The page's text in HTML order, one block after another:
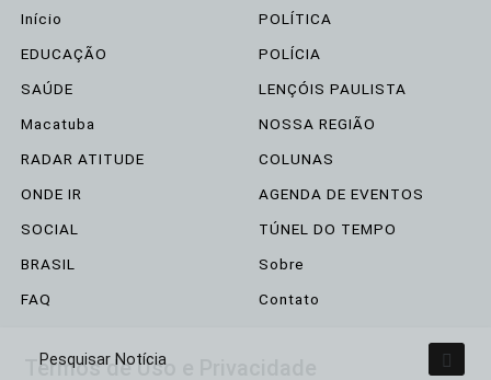
Início
POLÍTICA
EDUCAÇÃO
POLÍCIA
SAÚDE
LENÇÓIS PAULISTA
Macatuba
NOSSA REGIÃO
RADAR ATITUDE
COLUNAS
ONDE IR
AGENDA DE EVENTOS
SOCIAL
TÚNEL DO TEMPO
BRASIL
Sobre
FAQ
Contato
Pesquisar Notícia
Termos de Uso e Privacidade